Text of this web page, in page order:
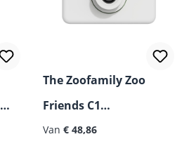
The Zoofamily Zoo
Friends C1
kindercamera
Van € 48,86